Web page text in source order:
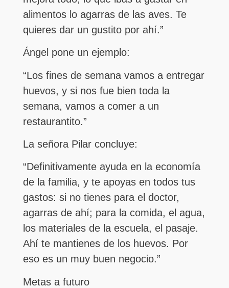
alimentos lo agarras de las aves. Te
quieres dar un gustito por ahí.”
Ángel pone un ejemplo:
“Los fines de semana vamos a entregar
huevos, y si nos fue bien toda la
semana, vamos a comer a un
restaurantito.”
La señora Pilar concluye:
“Definitivamente ayuda en la economía
de la familia, y te apoyas en todos tus
gastos: si no tienes para el doctor,
agarras de ahí; para la comida, el agua,
los materiales de la escuela, el pasaje.
Ahí te mantienes de los huevos. Por
eso es un muy buen negocio.”
Metas a futuro